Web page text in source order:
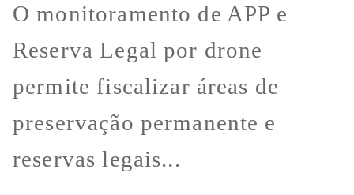
O monitoramento de APP e
Reserva Legal por drone
permite fiscalizar áreas de
preservação permanente e
reservas legais...